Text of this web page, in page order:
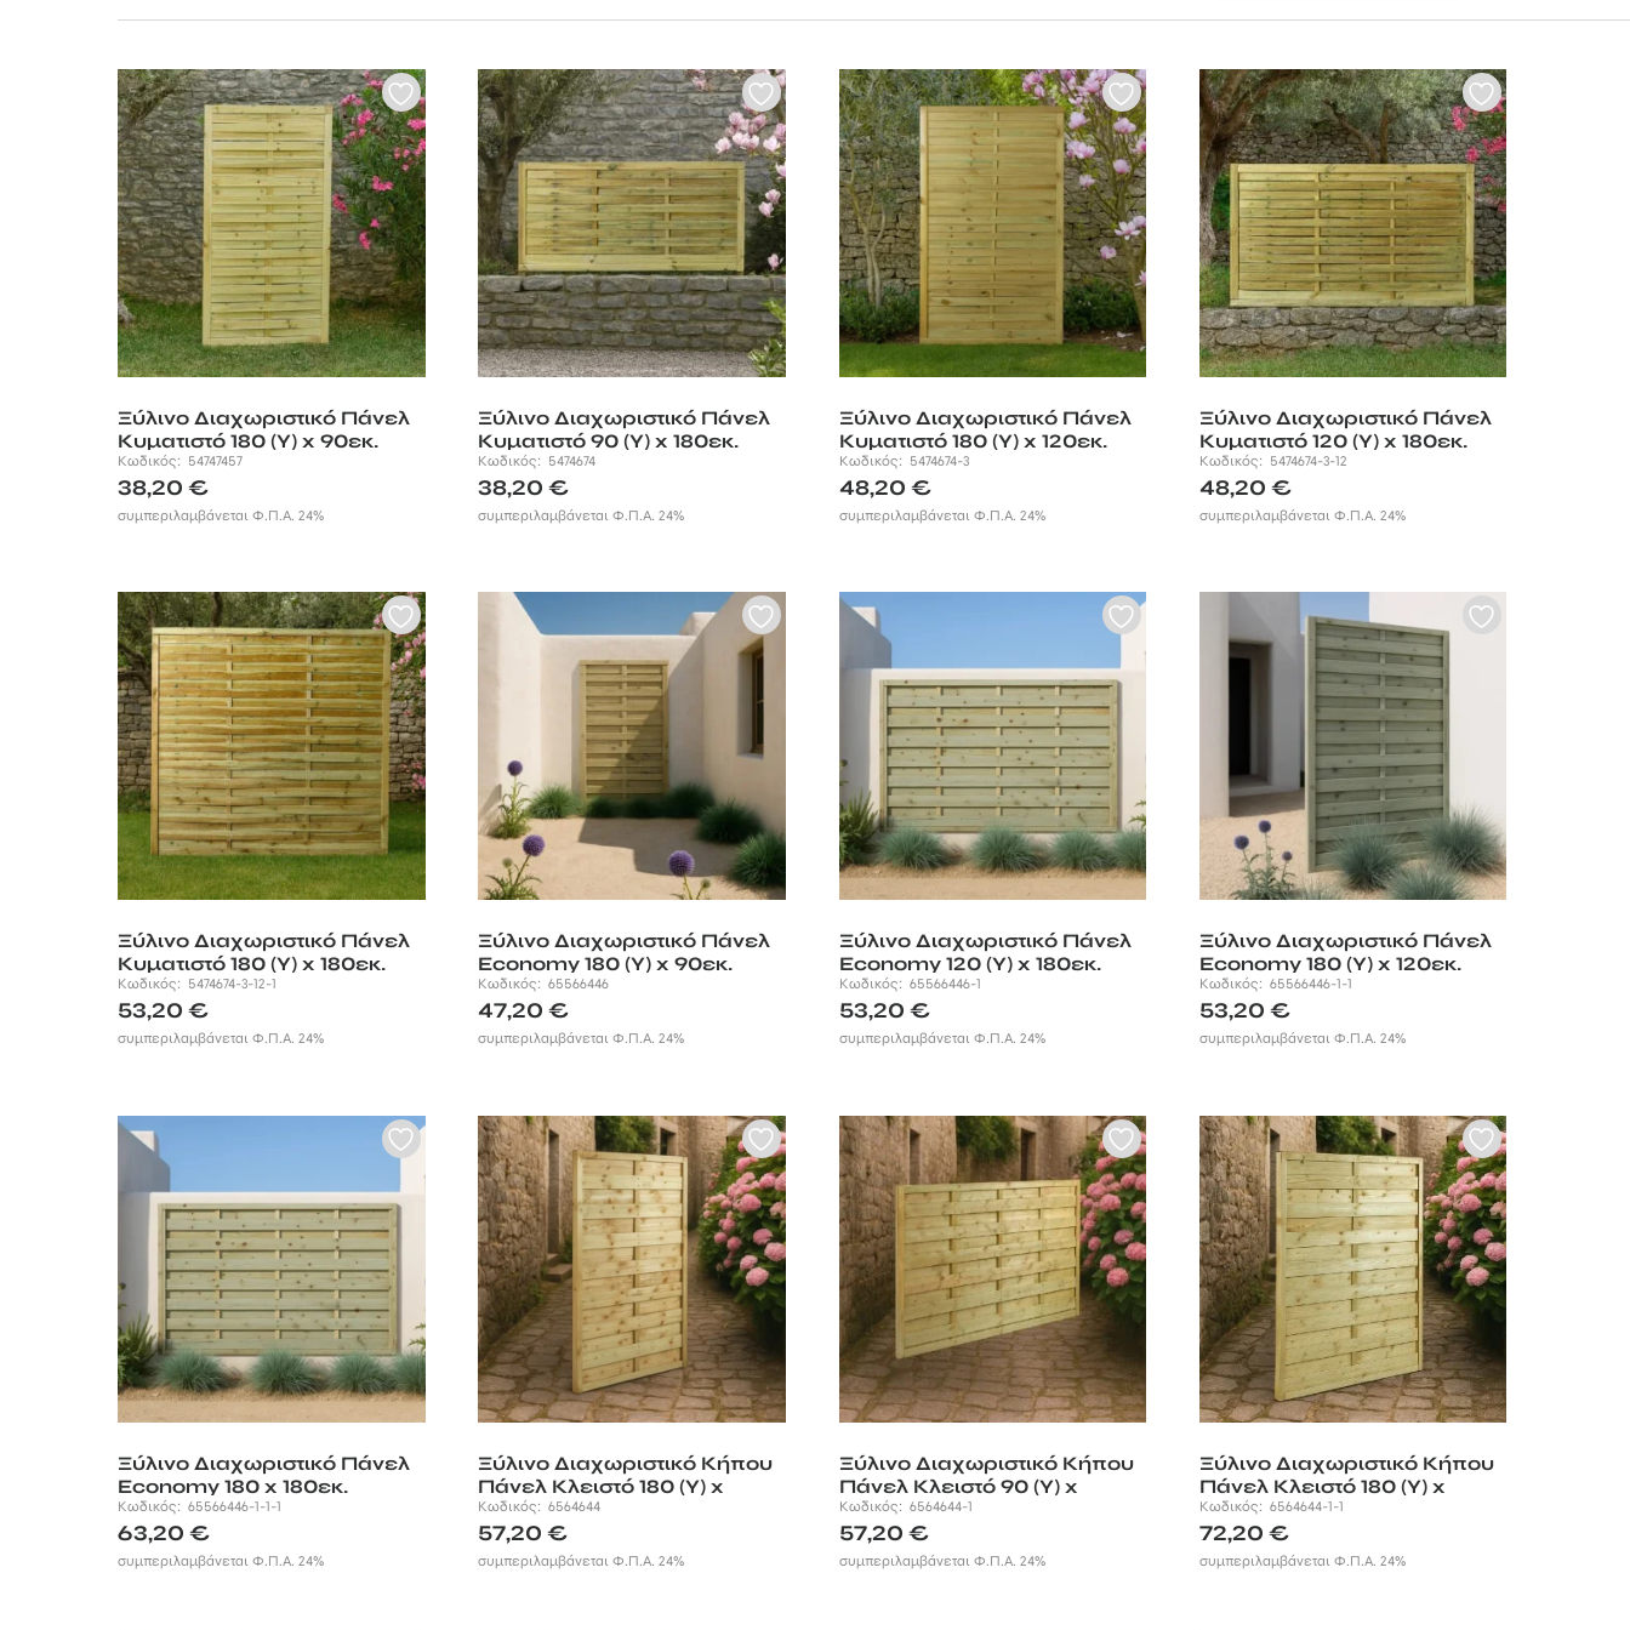
Ξύλινο Διαχωριστικό Πάνελ
Κυματιστό 180 (Υ) x 90εκ.
Κωδικός: 54747457
38,20 €
συμπεριλαμβάνεται Φ.Π.Α. 24%
Ξύλινο Διαχωριστικό Πάνελ
Κυματιστό 90 (Υ) x 180εκ.
Κωδικός: 5474674
38,20€
συμπεριλαμβάνεται Φ.Π.Α. 24%
Ξύλινο Διαχωριστικό Πάνελ
Κυματιστό 180 (Υ) x 120εκ.
Κωδικός: 5474674-3
48,20 €
συμπεριλαμβάνεται Φ.Π.Α. 24%
Ξύλινο Διαχωριστικό Πάνελ
Κυματιστό 120 (Υ) x 180εκ.
Κωδικός: 5474674-3-12
48,20 €
συμπεριλαμβάνεται Φ.Π.Α. 24%
Ξύλινο Διαχωριστικό Πάνελ
Κυματιστό 180 (Υ) x 180εκ.
Κωδικός: 5474674-3-12-1
53,20 €
συμπεριλαμβάνεται Φ.Π.Α. 24%
Ξύλινο Διαχωριστικό Πάνελ
Economy 180 (Υ) x 90εκ.
Κωδικός:65566446
47,20€
συμπεριλαμβάνεται Φ.Π.Α. 24%
Ξύλινο Διαχωριστικό Πάνελ
Economy 120 (Υ) x 180εκ.
Κωδικός: 65566446-1
53,20 €
συμπεριλαμβάνεται Φ.Π.Α. 24%
Ξύλινο Διαχωριστικό Πάνελ
Economy 180 (Υ) x 120εκ.
Κωδικός: 65566446-1-1
53,20 €
συμπεριλαμβάνεται Φ.Π.Α. 24%
Ξύλινο Διαχωριστικό Πάνελ
Economy 180 x 180εκ.
Κωδικός: 65566446-1-1-1
63,20 €
συμπεριλαμβάνεται Φ.Π.Α. 24%
Ξύλινο Διαχωριστικό Κήπου
Πάνελ Κλειστό 180 (Υ) x
90εκ.
Κωδικός:6564644
57,20€
συμπεριλαμβάνεται Φ.Π.Α. 24%
Ξύλινο Διαχωριστικό Κήπου
Πάνελ Κλειστό 90 (Υ) x
180εκ.
Κωδικός: 6564644-1
57,20 €
συμπεριλαμβάνεται Φ.Π.Α. 24%
Ξύλινο Διαχωριστικό Κήπου
Πάνελ Κλειστό 180 (Υ) x
120εκ.
Κωδικός: 6564644-1-1
72,20 €
συμπεριλαμβάνεται Φ.Π.Α. 24%